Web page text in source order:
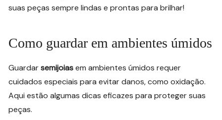
suas peças sempre lindas e prontas para brilhar!
Como guardar em ambientes úmidos
Guardarsemijoiasem ambientes úmidos requer
cuidados especiais para evitar danos, como oxidação.
Aqui estão algumas dicas eficazes para proteger suas
peças.